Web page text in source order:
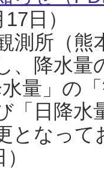
日）
測所（熊
、降水
水量」の
「日降
となっ